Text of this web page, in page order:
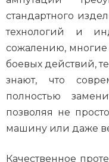
стандартного
технологий и
сожалению,
боевых действий,
знают, что
полностью
позволяя не
машину или даже
Качественное